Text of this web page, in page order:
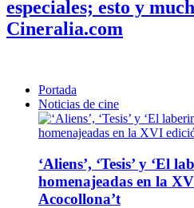
especiales; esto y
Cineralia.com
Portada
Noticias de cine
‘Aliens’, ‘Tesis’ y ‘El
homenajeadas en la
Acocollona’t